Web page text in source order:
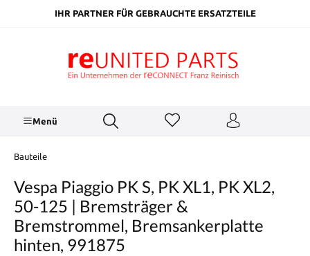
springenIHR PARTNER FÜR GEBRAUCHTE ERSATZTEILE
Menü
Bauteile
Vespa Piaggio PK S, PK XL1, PK XL2,
50-125 | Bremsträger &
Bremstrommel, Bremsankerplatte
hinten, 991875